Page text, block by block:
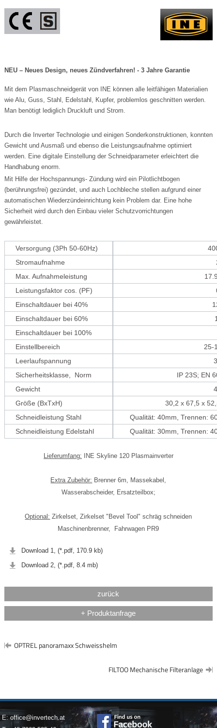
NEU – Neues Design, neues Zündverfahren! - 3 Jahre Garantie
Mit dem Plasmaschneidgerät von INE können alle leitfähigen Materialien
wie Alu, Guss, Stahl, Edelstahl, Kupfer, problemlos geschnitten werden.
Man benötigt lediglich Druckluft und Strom.
Durch die Inverter Technologie und einigen Sonderkonstruktionen, konnten
Gewicht und Ausmaß und ebenso die Leistungsaufnahme optimiert
werden. Eine digitale Einstellung der Schneidparameter erleichtert die
Handhabung enorm.
Mit Hilfe der Hochspannungs- Zündung wird ein Pilotlichtbogen
(berührungsfrei) gezündet, und auch Lochbleche stellen aufgrund einer
automatischen Wiederzündeinrichtung kein Problem dar. Eine hohe
Sicherheit wird durch den Einbau vieler Schutzvorrichtungen
gewährleistet.
Versorgung (3Ph 50-60Hz)
Stromaufnahme
Max. Aufnahmeleistung
Leistungsfaktor cos. (PF)
Einschaltdauer bei 40%
Einschaltdauer bei 60%
Einschaltdauer bei 100%
Einstellbereich
25-
Leerlaufspannung
Sicherheitsklasse, Norm
IP 23S; EN
Gewicht
Größe (BxTxH)
30,2 x 67,5 x
Schneidleistung Stahl
Qualität: 40mm, Trennen:
Schneidleistung Edelstahl
Qualität: 30mm, Trennen:
Lieferumfang: INE Skyline 120 Plasmainverter
Extra Zubehör: Brenner 6m, Massekabel,
Wasserabscheider, Ersatzteilbox;
Optional: Zirkelset, Zirkelset "Bevel Tool" schräg schneiden
Maschinenbrenner, Fahrwagen PR9
Download 1, (*.pdf, 170.9 kb)
Download 2, (*.pdf, 8.4 mb)
zurück
+ Produktanfrage
OPTREL panoramaxx Schweisshelm
FILTOO Mechanische Filteranlage
E:office@invertech.at